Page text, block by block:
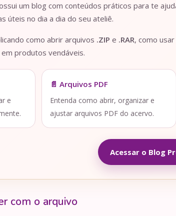
um blog com conteúdos práticos para te
úteis no dia a dia do seu ateliê.
como abrir arquivos .ZIP e .RAR, como
produtos vendáveis.
e
📄 Arquivos PDF
Entenda como abrir, organizar e
ajustar arquivos PDF do acervo.
Acessar o Blog
com o arquivo